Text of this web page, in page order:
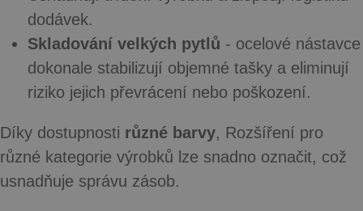
dodávek.
Skladování velkých pytlů - ocelové nástavce
dokonale stabilizují objemné tašky a eliminují
riziko jejich převrácení nebo poškození.
Díky dostupnosti různé barvy, Rozšíření pro
různé kategorie výrobků lze snadno označit, což
usnadňuje správu zásob.